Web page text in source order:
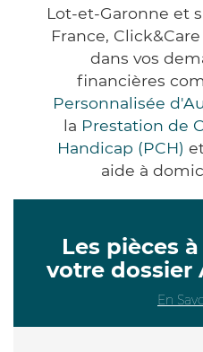
Lot-et-Garonne et
France,
dans vos
financières
Personnalisée
la Prestation de
Handicap (PCH)
aide à
Les pièces
votre dossier
En